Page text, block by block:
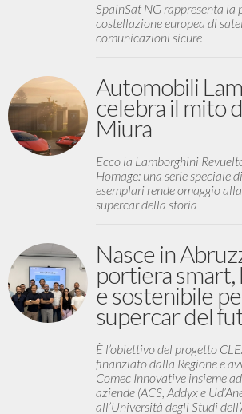
SpainSat NG rappresenta la
costellazione europea di
comunicazioni sicure
Automobili
celebra il mito
Miura
Ecco la Lamborghini
Homage: una serie speciale
esemplari rende omaggio
supercar della storia
Nasce in
portiera smart,
e sostenibile
supercar del
È l’obiettivo del progetto
finanziato dalla Regione e
Comec Innovative insieme
aziende (ACS, Addyx e
all’Università degli Studi